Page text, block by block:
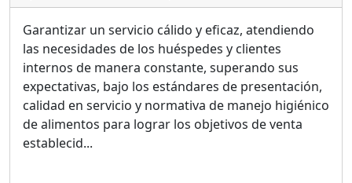
Garantizar un servicio cálido y eficaz, atendiendo
las necesidades de los huéspedes y clientes
internos de manera constante, superando sus
expectativas, bajo los estándares de presentación,
calidad en servicio y normativa de manejo higiénico
de alimentos para lograr los objetivos de venta
establecid...